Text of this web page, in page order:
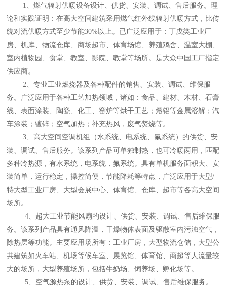
1、燃气辐射供暖设备设计、供货、安装、调试、售后服务。理
论和实践证明：在高大空间建筑采用燃气红外线辐射供暖方式，比传
统对流供暖方式至少节能30%以上。已广泛应用于：丁戊类工业厂
房、机库、物流仓库、商场超市、体育场馆、养殖鸡舍、温室大棚、
室内植物园、食堂、教室、影院、教堂等场所。是大众中国工厂指定
供应商。
2、专业工业燃烧器及各种配件的销售、安装、调试、维保服
务。广泛应用于各种工艺加热领域，诸如：食品、建材、木材、石膏
线、表面涂装、陶瓷、化工、窑炉等烘干工艺；熔铝等金属溶解；汽
车涂装；镀锌；空气加热；补充热风，废气焚烧等。
3、高大空间空调机组（水系统、电系统、氟系统）的供货、安
装、调试、售后服务。该系列产品可单独制热，也可冷暖两用，匹配
多种冷热源，有水系统，电系统，氟系统。具有单机服务面积大、安
装简单，运行稳定，操控简便，节能降耗等特点，广泛应用于大型/
特大型工业厂房、大型会展中心、体育馆、仓库、超市等各高大空间
场所。
4、超大工业节能风扇的设计、供货、安装、调试、售后维保服
务。该系列产品具有通风降温，干燥物体表面及驱散室内污浊空气，
除热层等功能。主要应用场所有：工业厂房，大型物流仓储，大型公
共建筑如火车站、机场等候车室、展览馆、体育馆、商超等人流量较
大的场所，大型养殖场所，包括牛奶场、饲养场、孵化场等。
5、空气源热泵的设计、供货、安装、调试、售后维保服务。